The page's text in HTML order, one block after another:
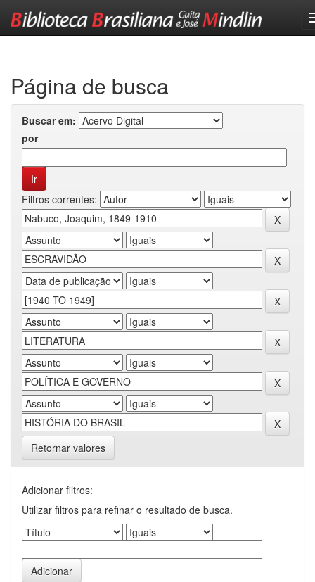
Página de busca
Buscar em:
por
Filtros correntes:
Retornar valores
Adicionar filtros:
Utilizar filtros para refinar o resultado de busca.